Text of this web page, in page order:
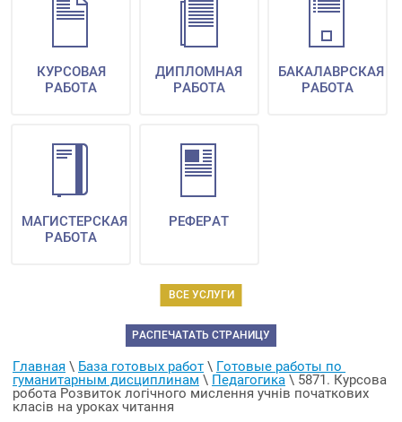
ВСЕ УСЛУГИ
КУРСОВАЯ
РАБОТА
ДИПЛОМНАЯ
РАБОТА
БАКАЛАВРСКАЯ
РАБОТА
МАГИСТЕРСКАЯ
РАБОТА
РЕФЕРАТ
РАСПЕЧАТАТЬ СТРАНИЦУ
Главная \ База готовых работ \ Готовые работы по
гуманитарным дисциплинам \ Педагогика \ 5871. Курсова
робота Розвиток логічного мислення учнів початкових
класів на уроках читання